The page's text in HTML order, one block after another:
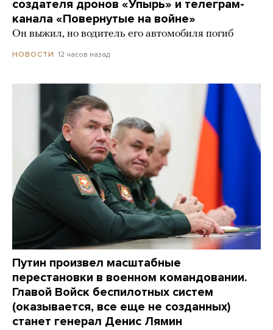
создателя дронов «Упырь» и телеграм-
канала «Повернутые на войне»
Он выжил, но водитель его автомобиля погиб
НОВОСТИ 12 часов назад
Путин произвел масштабные
перестановки в военном командовании.
Главой Войск беспилотных систем
(оказывается, все еще не созданных)
станет генерал Денис Лямин